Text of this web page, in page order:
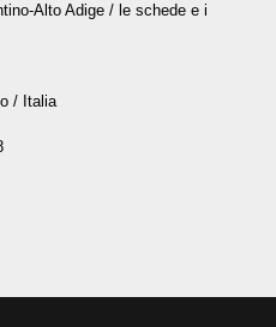
Alto Adige / le schede e i
/ Italia